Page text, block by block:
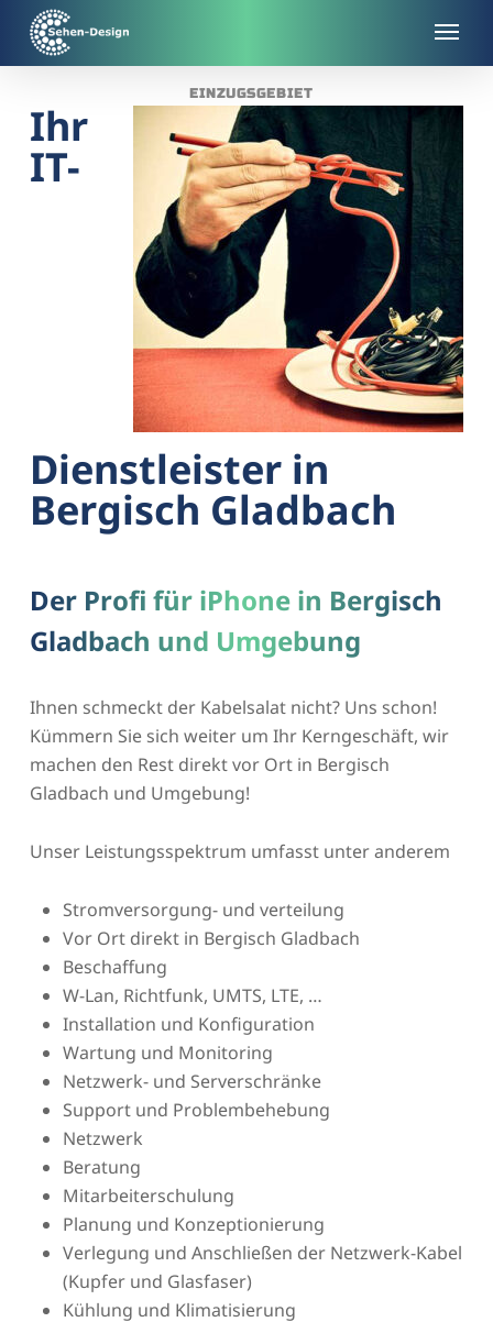
main
EINZUGSGEBIET
Ihr
IT-
Dienstleister in
Bergisch Gladbach
Der Profi für iPhone in Bergisch
Gladbach und Umgebung
Ihnen schmeckt der Kabelsalat nicht? Uns schon!
Kümmern Sie sich weiter um Ihr Kerngeschäft, wir
machen den Rest direkt vor Ort in Bergisch
Gladbach und Umgebung!
Unser Leistungsspektrum umfasst unter anderem
Stromversorgung- und verteilung
Vor Ort direkt in Bergisch Gladbach
Beschaffung
W-Lan, Richtfunk, UMTS, LTE, …
Installation und Konfiguration
Wartung und Monitoring
Netzwerk- und Serverschränke
Support und Problembehebung
Netzwerk
Beratung
Mitarbeiterschulung
Planung und Konzeptionierung
Verlegung und Anschließen der Netzwerk-Kabel
(Kupfer und Glasfaser)
Kühlung und Klimatisierung